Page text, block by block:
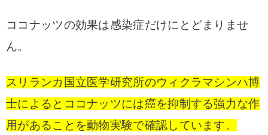
ココナッツの効果は感染症だけにとどまりませ
ん。
スリランカ国立医学研究所のウィクラマシンハ博
士によるとココナッツには癌を抑制する強力な作
用があることを動物実験で確認しています。